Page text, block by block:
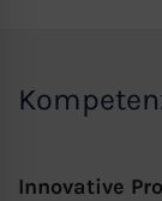
Innovative